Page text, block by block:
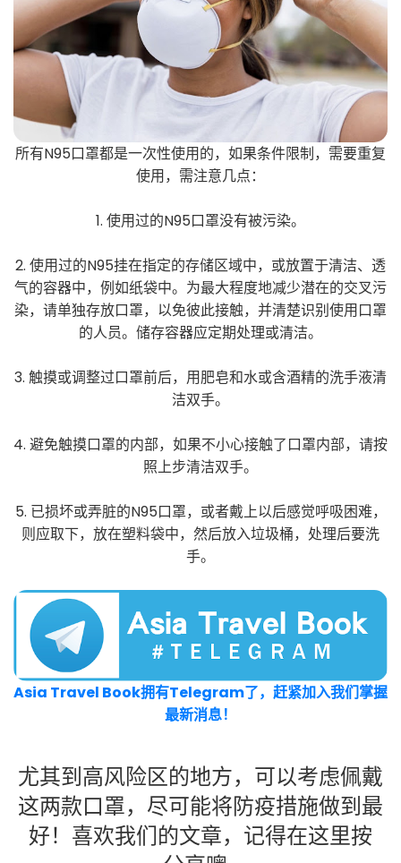
所有N95口罩都是一次性使用的，如果条件限制，需要重复
使用，需注意几点：
1. 使用过的N95口罩没有被污染。
2. 使用过的N95挂在指定的存储区域中，或放置于清洁、透
气的容器中，例如纸袋中。为最大程度地减少潜在的交叉污
染，请单独存放口罩，以免彼此接触，并清楚识别使用口罩
的人员。储存容器应定期处理或清洁。
3. 触摸或调整过口罩前后，用肥皂和水或含酒精的洗手液清
洁双手。
4. 避免触摸口罩的内部，如果不小心接触了口罩内部，请按
照上步清洁双手。
5. 已损坏或弄脏的N95口罩，或者戴上以后感觉呼吸困难，
则应取下，放在塑料袋中，然后放入垃圾桶，处理后要洗
手。
Asia Travel Book拥有Telegram了，赶紧加入我们掌握
最新消息！
尤其到高风险区的地方，可以考虑佩戴
这两款口罩，尽可能将防疫措施做到最
好！喜欢我们的文章，记得在这里按